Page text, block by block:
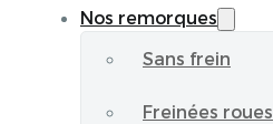
Nos remorques
Sans frein
Freinées roues